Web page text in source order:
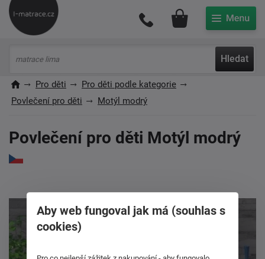
Hledat
Můj účet
Pro děti
Pro děti podle kategorie
Povlečení pro děti
Motýl modrý
Povlečení pro děti Motýl modrý
Aby web fungoval jak má (souhlas s
cookies)